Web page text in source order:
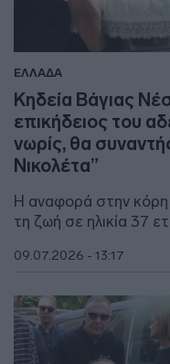
ΕΛΛΑΔΑ
Κηδεία Βάγιας
επικήδειος του
νωρίς, θα
Νικολέτα”
Η αναφορά στην
τη ζωή σε ηλικία 37
09.07.2026 - 13:17